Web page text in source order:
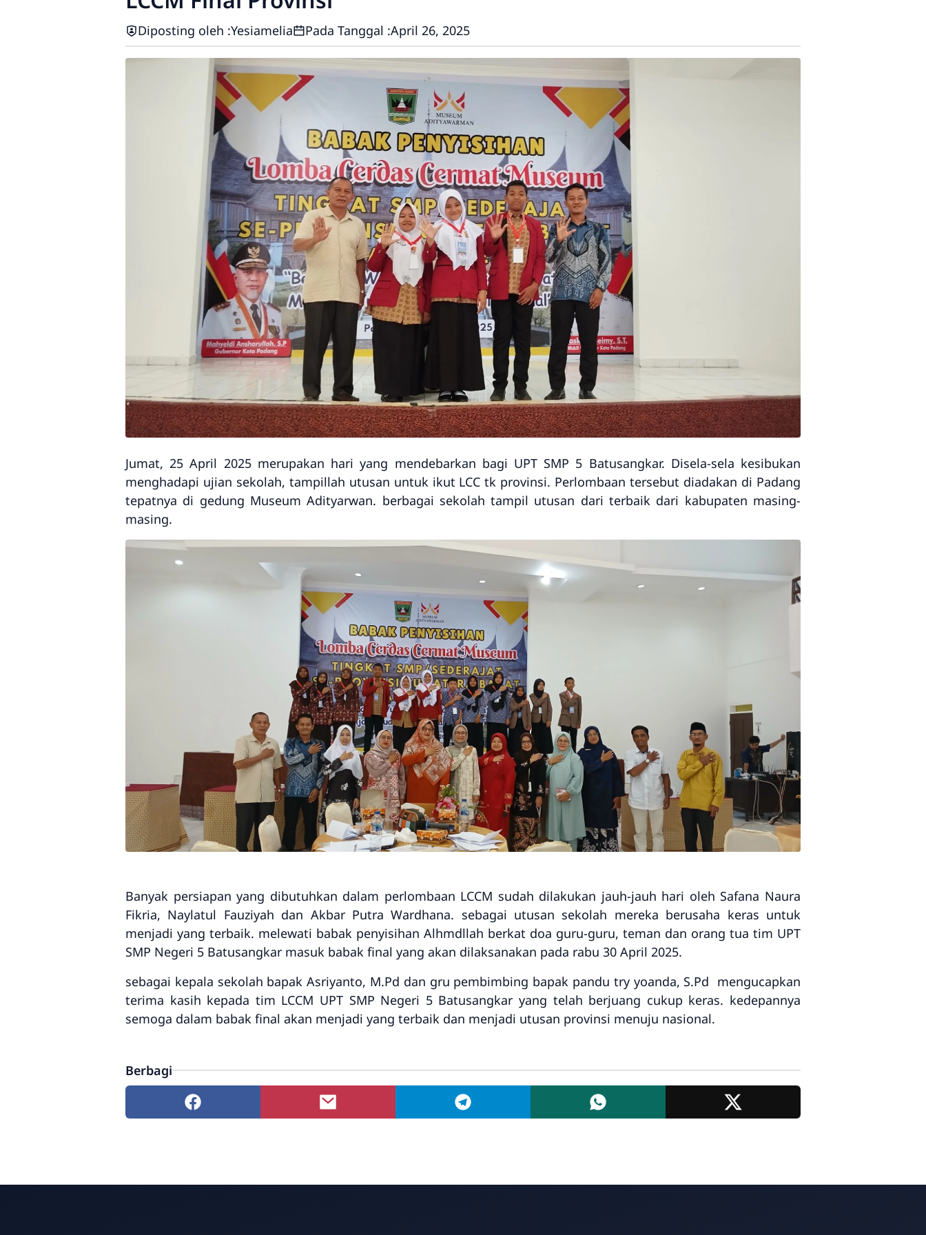
Diposting oleh :Yesiamelia Pada Tanggal :April 26, 2025
Jumat, 25 April 2025 merupakan hari yang mendebarkan bagi UPT SMP 5 Batusangkar. Disela-sela kesibukan
menghadapi ujian sekolah, tampillah utusan untuk ikut LCC tk provinsi. Perlombaan tersebut diadakan di Padang
tepatnya di gedung Museum Adityarwan. berbagai sekolah tampil utusan dari terbaik dari kabupaten masing-
masing.
Banyak persiapan yang dibutuhkan dalam perlombaan LCCM sudah dilakukan jauh-jauh hari oleh Safana Naura
Fikria, Naylatul Fauziyah dan Akbar Putra Wardhana. sebagai utusan sekolah mereka berusaha keras untuk
menjadi yang terbaik. melewati babak penyisihan Alhmdllah berkat doa guru-guru, teman dan orang tua tim UPT
SMP Negeri 5 Batusangkar masuk babak final yang akan dilaksanakan pada rabu 30 April 2025.
sebagai kepala sekolah bapak Asriyanto, M.Pd dan gru pembimbing bapak pandu try yoanda, S.Pd mengucapkan
terima kasih kepada tim LCCM UPT SMP Negeri 5 Batusangkar yang telah berjuang cukup keras. kedepannya
semoga dalam babak final akan menjadi yang terbaik dan menjadi utusan provinsi menuju nasional.
Berbagi